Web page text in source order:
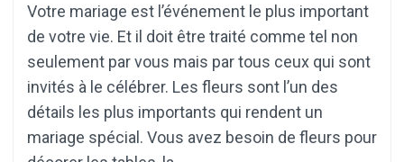
Votre mariage est l’événement le plus important
de votre vie. Et il doit être traité comme tel non
seulement par vous mais par tous ceux qui sont
invités à le célébrer. Les fleurs sont l’un des
détails les plus importants qui rendent un
mariage spécial. Vous avez besoin de fleurs pour